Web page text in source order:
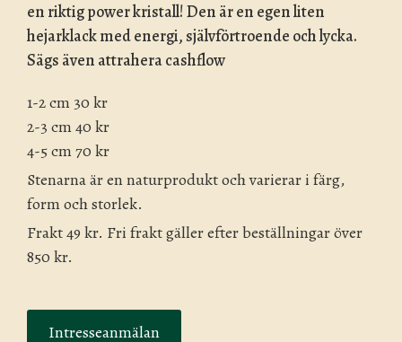
en riktig power kristall! Den är en egen liten
hejarklack med energi, självförtroende och lycka.
Sägs även attrahera cashflow
1-2 cm 30 kr
2-3 cm 40 kr
4-5 cm 70 kr
Stenarna är en naturprodukt och varierar i färg,
form och storlek.
Frakt 49 kr. Fri frakt gäller efter beställningar över
850 kr.
Intresseanmälan